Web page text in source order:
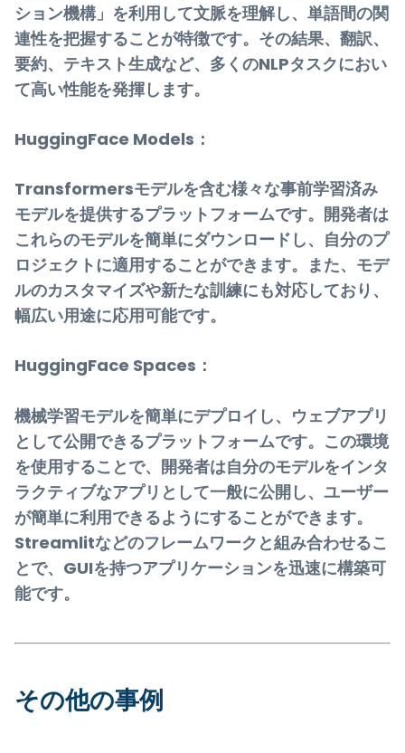
ション機構」を利用して文脈を理解し、単語間の関
連性を把握することが特徴です。その結果、翻訳、
要約、テキスト生成など、多くのNLPタスクにおい
て高い性能を発揮します。
HuggingFace Models：
Transformersモデルを含む様々な事前学習済み
モデルを提供するプラットフォームです。開発者は
これらのモデルを簡単にダウンロードし、自分のプ
ロジェクトに適用することができます。また、モデ
ルのカスタマイズや新たな訓練にも対応しており、
幅広い用途に応用可能です。
HuggingFace Spaces：
機械学習モデルを簡単にデプロイし、ウェブアプリ
として公開できるプラットフォームです。この環境
を使用することで、開発者は自分のモデルをインタ
ラクティブなアプリとして一般に公開し、ユーザー
が簡単に利用できるようにすることができます。
Streamlitなどのフレームワークと組み合わせるこ
とで、GUIを持つアプリケーションを迅速に構築可
能です。
その他の事例